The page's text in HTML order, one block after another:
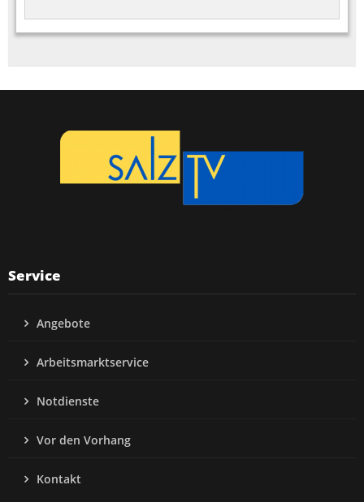
Service
Angebote
Arbeitsmarktservice
Notdienste
Vor den Vorhang
Kontakt